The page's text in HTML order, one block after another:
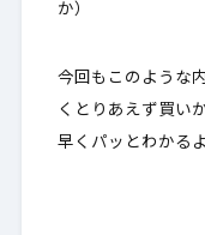
か）
今回もこのような
くとりあえず買い
早くパッとわかる